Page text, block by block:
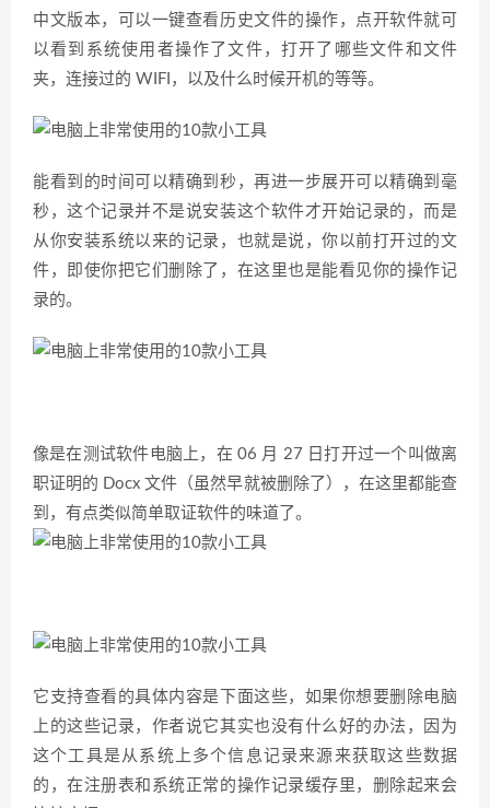
中文版本，可以一键查看历史文件的操作，点开软件就可
以看到系统使用者操作了文件，打开了哪些文件和文件
夹，连接过的 WIFI，以及什么时候开机的等等。
能看到的时间可以精确到秒，再进一步展开可以精确到毫
秒，这个记录并不是说安装这个软件才开始记录的，而是
从你安装系统以来的记录，也就是说，你以前打开过的文
件，即使你把它们删除了，在这里也是能看见你的操作记
录的。
像是在测试软件电脑上，在 06 月 27 日打开过一个叫做离
职证明的 Docx 文件（虽然早就被删除了），在这里都能查
到，有点类似简单取证软件的味道了。
它支持查看的具体内容是下面这些，如果你想要删除电脑
上的这些记录，作者说它其实也没有什么好的办法，因为
这个工具是从系统上多个信息记录来源来获取这些数据
的，在注册表和系统正常的操作记录缓存里，删除起来会